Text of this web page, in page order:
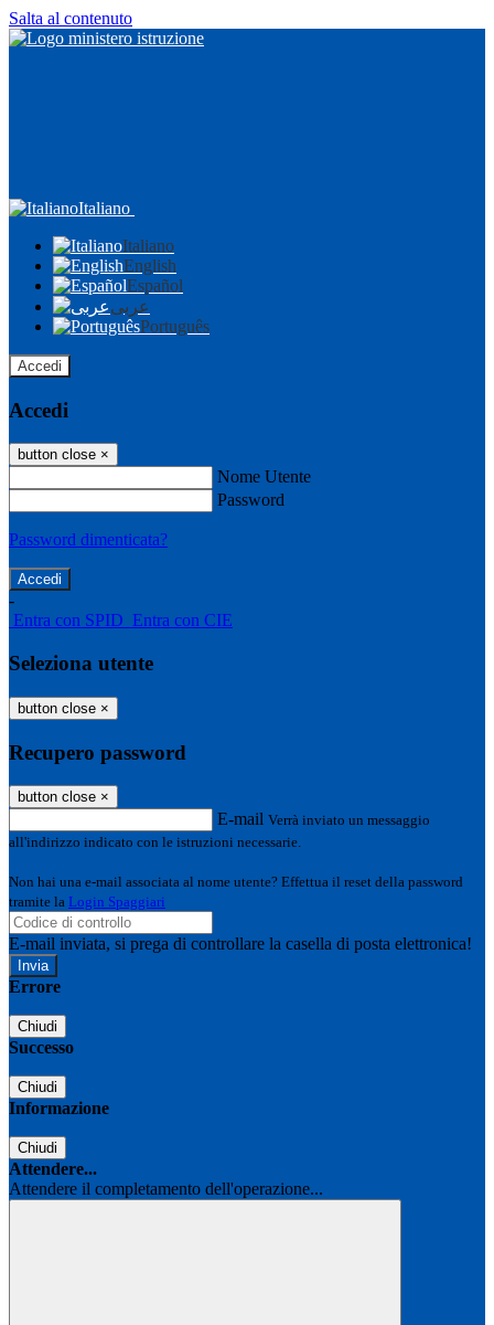
Salta al contenuto
Italiano
Italiano
English
Español
عربى
Português
Accedi
Accedi
button close ×
Nome Utente
Password
Password dimenticata?
-
Entra con SPID Entra con CIE
Seleziona utente
button close ×
Recupero password
button close ×
E-mail Verrà inviato un messaggio
all'indirizzo indicato con le istruzioni necessarie.
Non hai una e-mail associata al nome utente? Effettua il reset della password
tramite la Login Spaggiari
E-mail inviata, si prega di controllare la casella di posta elettronica!
Errore
Chiudi
Successo
Chiudi
Informazione
Chiudi
Attendere...
Attendere il completamento dell'operazione...